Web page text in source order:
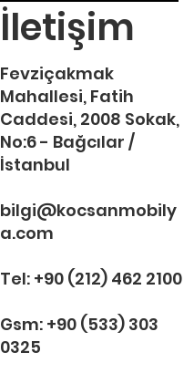
İletişim
Fevziçakmak
Mahallesi, Fatih
Caddesi, 2008 Sokak,
No:6 - Bağcılar /
İstanbul
bilgi@kocsanmobily
a.com
Tel: +90 (212) 462 2100
Gsm: +90 (533) 303
0325